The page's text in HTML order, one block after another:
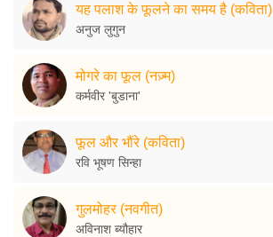
यह पलाश के फूलने का समय है (कविता)
अनुज लुगुन
मोगरे का फूल (नज़्म)
कर्मवीर 'बुडाना'
फूल और भौंरे (कविता)
रवि भूषण सिन्हा
गुलमोहर (नवगीत)
अविनाश ब्यौहार